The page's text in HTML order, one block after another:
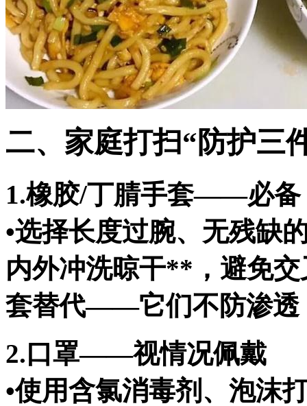
二、家庭打扫“防护三
1.橡胶/丁腈手套——必备
•选择长度过腕、无残缺
内外冲洗晾干**，避免
套替代——它们不防渗透
2.口罩——视情况佩戴
•使用含氯消毒剂、泡沫